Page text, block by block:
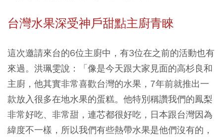
台灣水果深受神戶甜點主廚青睞
這次邀請來台的6位主廚中，有3位在之前的活動也有
來過。洪珮雯說：「像是今天跟大家見面的高杉良和
主廚，他其實非常喜歡台灣的水果，7年前就推出一
款放入很多在地水果的蛋糕。他特別稱讚我們的鳳梨
非常好吃、非常甜，連芯都很好吃，日本跟台灣因為
緯度不一樣，所以我們有些熱帶水果是他們沒有的，